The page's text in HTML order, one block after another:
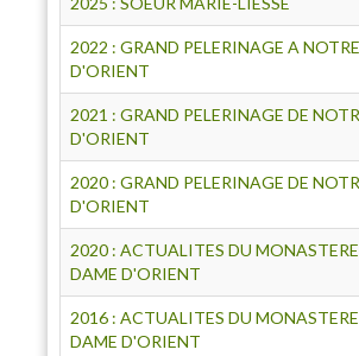
2022 : GRAND PELERINAGE A
D'ORIENT
2021 : GRAND PELERINAGE DE
D'ORIENT
2020 : GRAND PELERINAGE DE
D'ORIENT
2020 : ACTUALITES DU
DAME D'ORIENT
2016 : ACTUALITES DU
DAME D'ORIENT